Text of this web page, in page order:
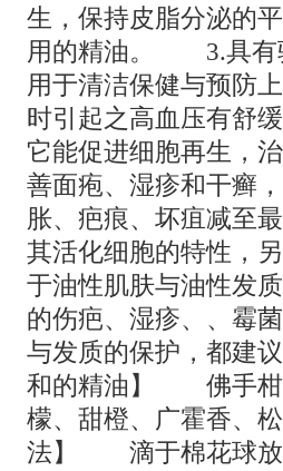
生，保持皮脂分泌的
用的精油。 3.具有
用于清洁保健与预防
时引起之高血压有
它能促进细胞再生，
善面疱、湿疹和干癣
胀、疤痕、坏疽减至
其活化细胞的特性，
于油性肌肤与油性发
的伤疤、湿疹、、霉
与发质的保护，都建
和的精油】 佛手柑
檬、甜橙、广霍香、
法】 滴于棉花球放